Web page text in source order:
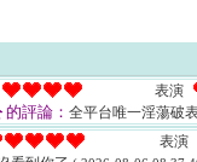
表演
的評論： 全平台唯一淫蕩破
表演